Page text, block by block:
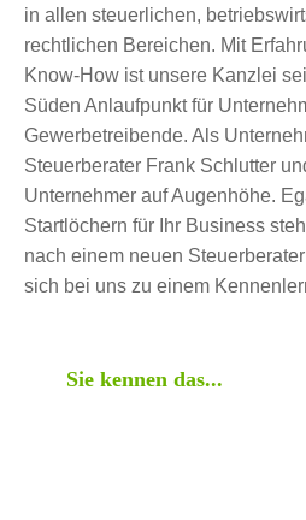
in allen steuerlichen,
rechtlichen Bereichen. Mit
Know-How ist unsere Kanzlei
Süden Anlaufpunkt für
Gewerbetreibende. Als
Steuerberater Frank Schlutter
Unternehmer auf Augenhöhe.
Startlöchern für Ihr Business
nach einem neuen
sich bei uns zu einem
Sie kennen das...